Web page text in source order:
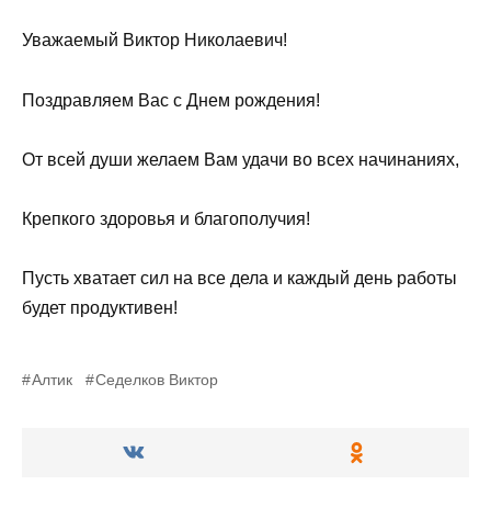
Уважаемый Виктор Николаевич!
Поздравляем Вас с Днем рождения!
От всей души желаем Вам удачи во всех начинаниях,
Крепкого здоровья и благополучия!
Пусть хватает сил на все дела и каждый день работы
будет продуктивен!
Алтик Седелков Виктор